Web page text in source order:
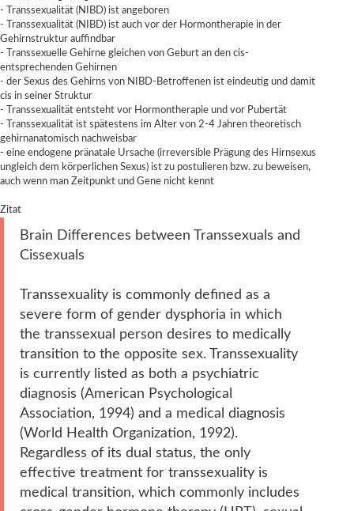
- Transsexualität (NIBD) ist angeboren
- Transsexualität (NIBD) ist auch vor der Hormontherapie in der
Gehirnstruktur auffindbar
- Transsexuelle Gehirne gleichen von Geburt an den cis-
entsprechenden Gehirnen
- der Sexus des Gehirns von NIBD-Betroffenen ist eindeutig und damit
cis in seiner Struktur
- Transsexualität entsteht vor Hormontherapie und vor Pubertät
- Transsexualität ist spätestens im Alter von 2-4 Jahren theoretisch
gehirnanatomisch nachweisbar
- eine endogene pränatale Ursache (irreversible Prägung des Hirnsexus
ungleich dem körperlichen Sexus) ist zu postulieren bzw. zu beweisen,
auch wenn man Zeitpunkt und Gene nicht kennt
Zitat
Brain Differences between Transsexuals and
Cissexuals
Transsexuality is commonly defined as a
severe form of gender dysphoria in which
the transsexual person desires to medically
transition to the opposite sex. Transsexuality
is currently listed as both a psychiatric
diagnosis (American Psychological
Association, 1994) and a medical diagnosis
(World Health Organization, 1992).
Regardless of its dual status, the only
effective treatment for transsexuality is
medical transition, which commonly includes